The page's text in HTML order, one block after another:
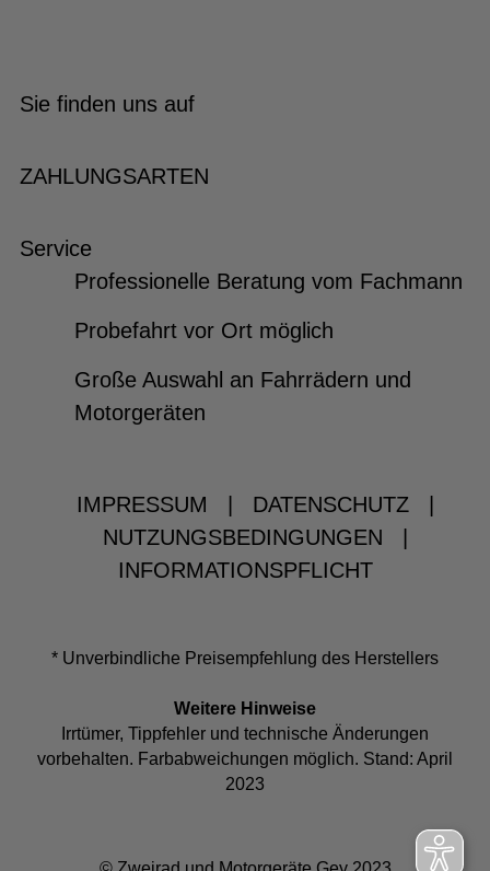
Sie finden uns auf
ZAHLUNGSARTEN
Service
Professionelle Beratung vom Fachmann
Probefahrt vor Ort möglich
Große Auswahl an Fahrrädern und
Motorgeräten
IMPRESSUM DATENSCHUTZ
NUTZUNGSBEDINGUNGEN
INFORMATIONSPFLICHT
* Unverbindliche Preisempfehlung des Herstellers
Weitere Hinweise
Irrtümer, Tippfehler und technische Änderungen
vorbehalten. Farbabweichungen möglich. Stand: April
2023